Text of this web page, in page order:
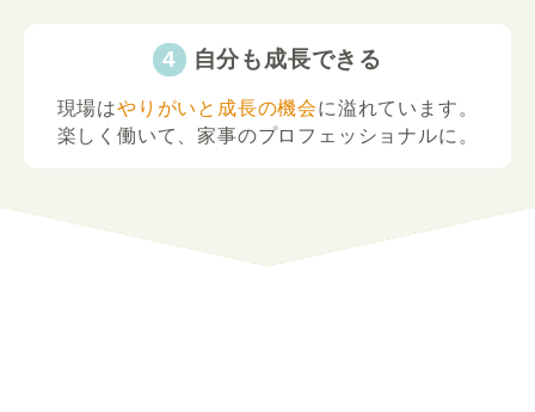
自分も成長できる
現場はやりがいと成長の機会に溢れています。
楽しく働いて、家事のプロフェッショナルに。